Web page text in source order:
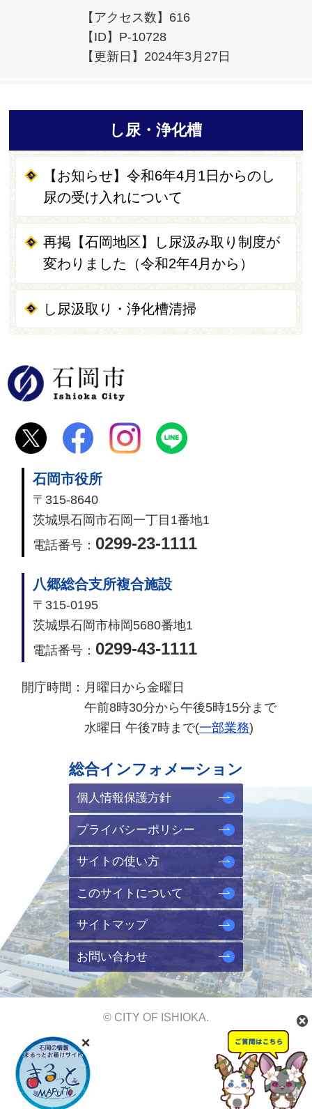
【アクセス数】 616
【ID】 P-10728
【更新日】 2024年3月27日
し尿・浄化槽
【お知らせ】令和6年4月1日からのし
尿の受け入れについて
再掲【石岡地区】し尿汲み取り制度が
変わりました（令和2年4月から）
し尿汲取り・浄化槽清掃
石岡市役所
〒315-8640
茨城県石岡市石岡一丁目1番地1
電話番号： 0299-23-1111
八郷総合支所複合施設
〒315-0195
茨城県石岡市柿岡5680番地1
電話番号： 0299-43-1111
開庁時間： 月曜日から金曜日
午前8時30分から午後5時15分まで
水曜日 午後7時まで(一部業務)
総合インフォメーション
個人情報保護方針
プライバシーポリシー
サイトの使い方
このサイトについて
サイトマップ
お問い合わせ
© CITY OF ISHIOKA.